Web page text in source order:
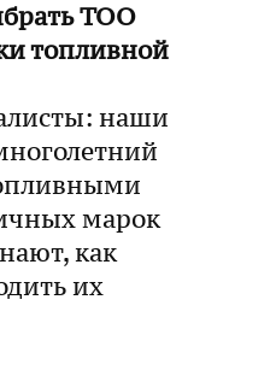
ТОО
топливной
наши
марок
как
их